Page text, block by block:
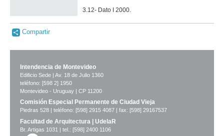
3.12- Dato I 2000.
Compartir
Intendencia de Montevideo
Edificio Sede | Av. 18 de Julio 1360
teléfono: [598 2] 1950
Montevideo - Uruguay | CP 11200
Comisión Especial Permanente de Ciudad Vieja
Piedras 528 | teléfono: [598] 2915 4087 | fax: [598] 29167537
Facultad de Arquitectura | UdelaR
Br. Artigas 1031 | tel.: [598] 2400 1106